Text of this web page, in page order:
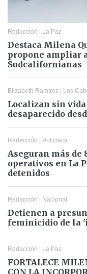
Redacción | La Paz
Destaca Milena
propone ampliar
Sudcalifornianas
Elizabeth Ramírez | Los
Localizan sin
desaparecido
Redacción | Policiaca
Aseguran más de
operativos en La
detenidos
Redacción | Nacional
Detienen a
feminicidio de la
Redacción | La Paz
FORTALECE
CON LA